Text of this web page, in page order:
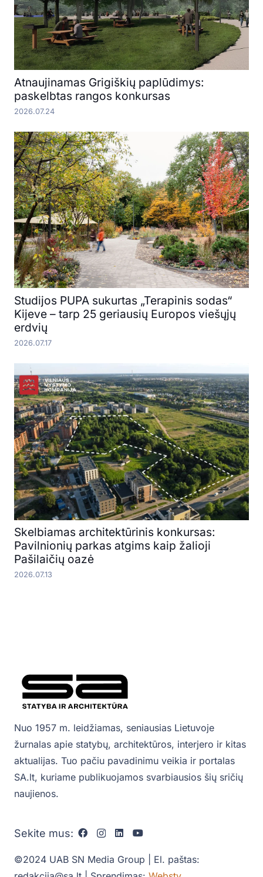
Atnaujinamas Grigiškių paplūdimys:
paskelbtas rangos konkursas
2026.07.24
Studijos PUPA sukurtas „Terapinis sodas“
Kijeve – tarp 25 geriausių Europos viešųjų
erdvių
2026.07.17
Skelbiamas architektūrinis konkursas:
Pavilnionių parkas atgims kaip žalioji
Pašilaičių oazė
2026.07.13
Nuo 1957 m. leidžiamas, seniausias Lietuvoje
žurnalas apie statybų, architektūros, interjero ir kitas
aktualijas. Tuo pačiu pavadinimu veikia ir portalas
SA.lt, kuriame publikuojamos svarbiausios šių sričių
naujienos.
Sekite mus:
©2024 UAB SN Media Group | El. paštas: